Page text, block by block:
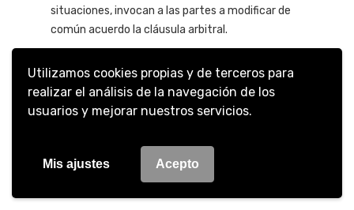
Utilizamos cookies propias y de terceros para
realizar el análisis de la navegación de los
usuarios y mejorar nuestros servicios.
Mis ajustes Acepto
situaciones, invocan a las partes a modificar de
común acuerdo la cláusula arbitral.
Disponible en:
https://www.arbitrajeccia.com.pe/reglamentos.